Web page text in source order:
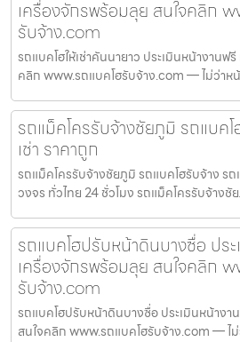
เครื่องจักรพร้อมลุย สนใจคลิก
รับจ้าง.com
รถแบคโฮให้เช่าคันนายาว ประเมินหน้างานฟ
คลิก www.รถแบคโฮรับจ้าง.com — ไม่ว่าห
รถแม็คโครรับจ้างชัยภูมิ รถแบคโ
เช่า ราคาถูก
รถแม็คโครรับจ้างชัยภูมิ รถแบคโฮรับจ้าง รถ
วงจร ทั่วไทย 24 ชั่วโมง รถแม็คโครรับจ้างชั
รถแบคโฮปรับหน้าดินบางซื่อ ปร
เครื่องจักรพร้อมลุย สนใจคลิก
รับจ้าง.com
รถแบคโฮปรับหน้าดินบางซื่อ ประเมินหน้างา
สนใจคลิก www.รถแบคโฮรับจ้าง.com — ไ